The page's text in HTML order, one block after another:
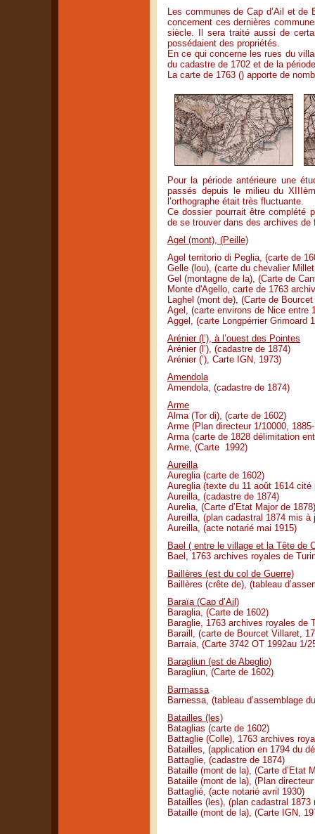
Les communes de Cap d’Ail et
concernent ces dernières
siècle. Il sera traité aussi de
possédaient des propriétés.
En ce qui concerne les rues du
du cadastre de 1702 et de la
La carte de 1763 () apporte de
Pour la période antérieure une
passés depuis le milieu du
l’orthographe était très fluctuante.
Ce dossier pourrait être complété
de se trouver dans des archives de
Agel (mont), (Peille)
Agel territorio di Peglia, (carte de
Gelle (lou), (carte du chevalier
Gel (montagne de la), (Carte de
Monte d'Agello, carte de 1763
Laghel (mont de), (Carte de
Agel, (carte environs de Nice entre
Aggel, (carte Longpérrier Grimoard
Arénier (l’), à l’ouest des Pointes
Arénier (l’), (cadastre de 1874)
Arénier (’), Carte IGN, 1973)
Amendola
Amendola, (cadastre de 1874)
Arme
Alma (Tor di), (carte de 1602)
Arme (Plan directeur 1/10000,
Arma (carte de 1828 délimitation
Arme, (Carte 1992)
Aureilla
Aureglia (carte de 1602)
Aureglia (texte du 11 août 1614 cité
Aureilla, (cadastre de 1874)
Aurelia, (Carte d’Etat Major de 1878)
Aureilla, (plan cadastral 1874 mis à
Aureilla, (acte notarié mai 1915)
Bael ( entre le village et la Tête de
Bael, 1763 archives royales de
Baillères (est du col de Guerre)
Baillères (crête de), (tableau
Baraïa (Cap d’Ail)
Baraglia, (Carte de 1602)
Baraglie, 1763 archives royales de
Baraill, (carte de Bourcet Villaret,
Barraia, (Carte 3742 OT 1992au 1/
Baragliun (est de Abeglio)
Baragliun, (Carte de 1602)
Barmassa
Barnessa, (tableau d’assemblage
Batailles (les)
Bataglias (carte de 1602)
Battaglie (Colle), 1763 archives
Batailles, (application en 1794 du
Battaglie, (cadastre de 1874)
Bataille (mont de la), (Carte d’Etat
Bataiile (mont de la), (Plan
Battaglié, (acte notarié avril 1930)
Batailles (les), (plan cadastral 1873
Bataille (mont de la), (Carte IGN,